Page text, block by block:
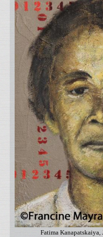
Fatima Kanapatskaiya,